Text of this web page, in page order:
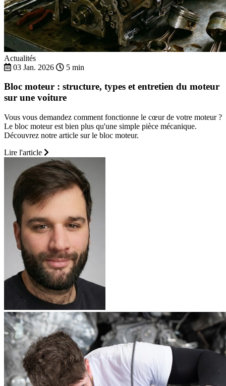
Actualités
03 Jan. 2026
5 min
Bloc moteur : structure, types et entretien du moteur
sur une voiture
Vous vous demandez comment fonctionne le cœur de votre moteur ?
Le bloc moteur est bien plus qu'une simple pièce mécanique.
Découvrez notre article sur le bloc moteur.
Lire l'article